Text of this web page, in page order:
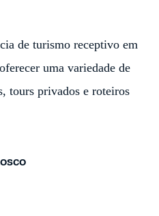
de turismo receptivo em
uma variedade de
tours privados e roteiros